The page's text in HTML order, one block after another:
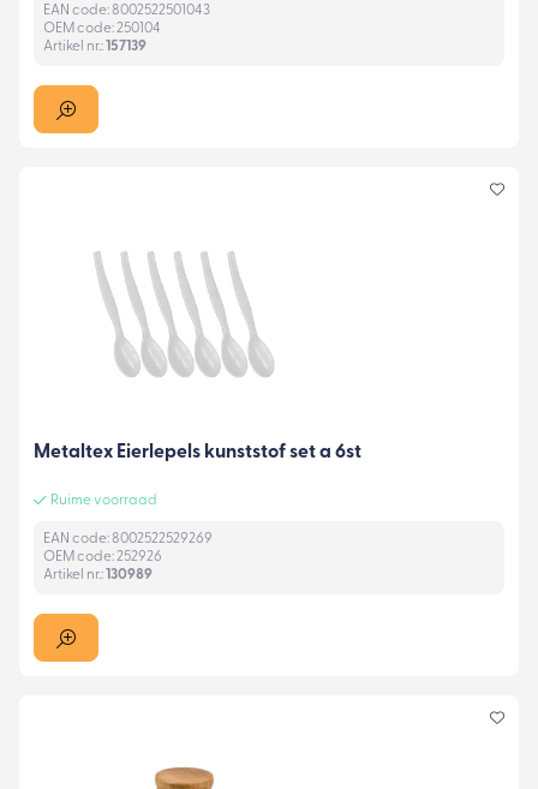
EAN code: 8002522501043
OEM code: 250104
Artikel nr.: 157139
Metaltex Eierlepels kunststof set a 6st
Ruime voorraad
EAN code: 8002522529269
OEM code: 252926
Artikel nr.:130989